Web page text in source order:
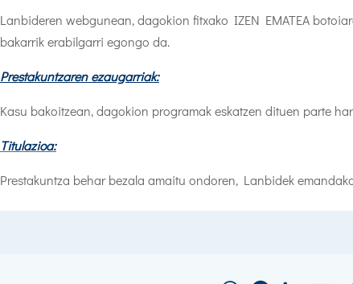
Lanbideren webgunean, dagokion fitxako IZEN EMATEA
bakarrik erabilgarri egongo da.
Prestakuntzaren ezaugarriak:
Kasu bakoitzean, dagokion programak eskatzen dituen parte
Titulazioa:
Prestakuntza behar bezala amaitu ondoren, Lanbidek